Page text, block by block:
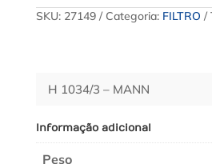
SKU: 27149 Categoria: FILTRO
H 1034/3 – MANN
Informação adicional
Peso